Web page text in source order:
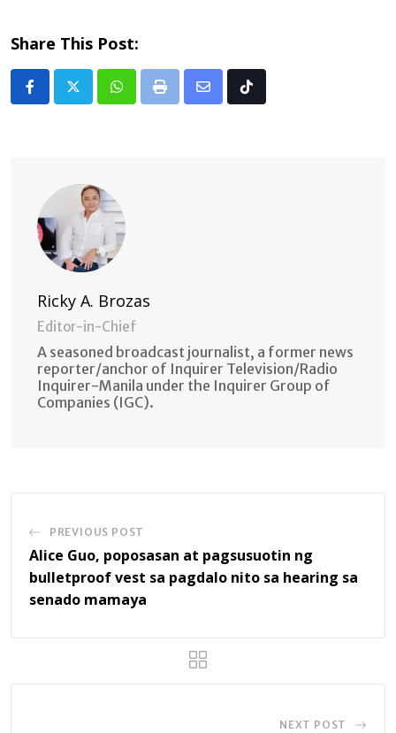
Share This Post:
Whatsapp
Print
Share Tiktok
Ricky A. Brozas
Editor-in-Chief
A seasoned broadcast journalist, a former news
reporter/anchor of Inquirer Television/Radio
Inquirer-Manila under the Inquirer Group of
Companies (IGC).
PREVIOUS POST
Alice Guo, poposasan at pagsusuotin ng
bulletproof vest sa pagdalo nito sa hearing sa
senado mamaya
NEXT POST